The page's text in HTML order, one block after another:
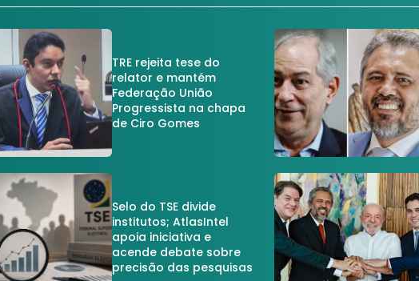
TRE rejeita tese do
relator e mantém
Federação União
Progressista na chapa
de Ciro Gomes
Selo do TSE divide
institutos; AtlasIntel
apoia iniciativa e
acende debate sobre
precisão das pesquisas